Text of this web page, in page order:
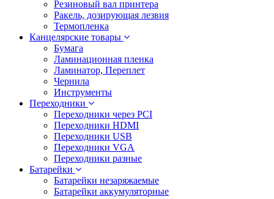
Резиновый вал принтера
Ракель, дозирующая лезвия
Термопленка
Канцелярские товары
Бумага
Ламинационная пленка
Ламинатор, Переплет
Чернила
Инструменты
Переходники
Переходники через PCI
Переходники HDMI
Переходники USB
Переходники VGA
Переходники разные
Батарейки
Батарейки незаряжаемые
Батарейки аккумуляторные